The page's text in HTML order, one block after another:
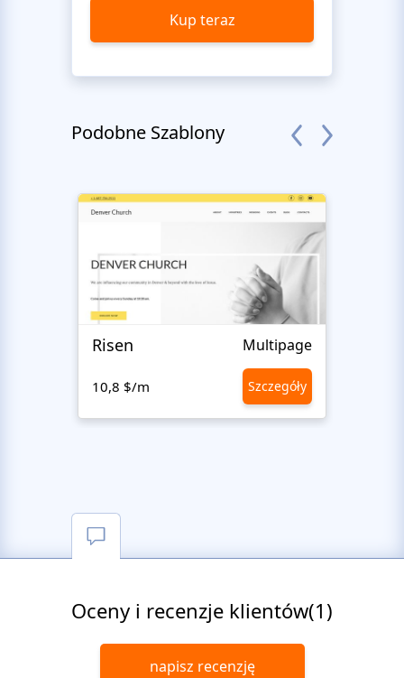
Kup teraz
Podobne Szablony
Risen Multipage
10,8 $/m Szczegóły
Oceny i recenzje klientów(1)
napisz recenzję